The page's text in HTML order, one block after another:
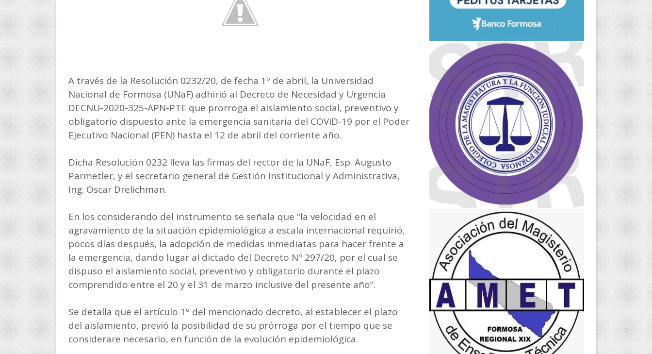
A través de la Resolución 0232/20, de fecha 1º de abril, la Universidad
Nacional de Formosa (UNaF) adhirió al Decreto de Necesidad y Urgencia
DECNU-2020-325-APN-PTE que prorroga el aislamiento social, preventivo y
obligatorio dispuesto ante la emergencia sanitaria del COVID-19 por el Poder
Ejecutivo Nacional (PEN) hasta el 12 de abril del corriente año.
Dicha Resolución 0232 lleva las firmas del rector de la UNaF, Esp. Augusto
Parmetler, y el secretario general de Gestión Institucional y Administrativa,
Ing. Oscar Drelichman.
En los considerando del instrumento se señala que “la velocidad en el
agravamiento de la situación epidemiológica a escala internacional requirió,
pocos días después, la adopción de medidas inmediatas para hacer frente a
la emergencia, dando lugar al dictado del Decreto Nº 297/20, por el cual se
dispuso el aislamiento social, preventivo y obligatorio durante el plazo
comprendido entre el 20 y el 31 de marzo inclusive del presente año”.
Se detalla que el artículo 1º del mencionado decreto, al establecer el plazo
del aislamiento, previó la posibilidad de su prórroga por el tiempo que se
considerare necesario, en función de la evolución epidemiológica.